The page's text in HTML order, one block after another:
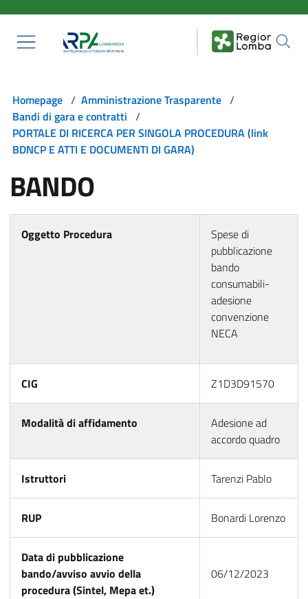
Homepage / Amministrazione Trasparente /
Bandi di gara e contratti /
PORTALE DI RICERCA PER SINGOLA PROCEDURA (link
BDNCP E ATTI E DOCUMENTI DI GARA)
BANDO
Oggetto Procedura
Spese di
pubblicazione
bando
consumabili-
adesione
convenzione
NECA
CIG Z1D3D91570
Modalità di affidamento
Adesione ad
accordo quadro
Istruttori Tarenzi Pablo
RUP Bonardi Lorenzo
Data di pubblicazione
bando/avviso avvio della
procedura (Sintel, Mepa et.)
06/12/2023